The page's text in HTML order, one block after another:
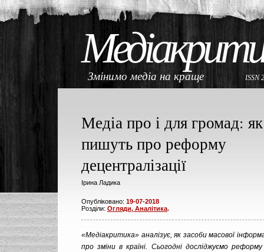
Змінимо медіа на краще ISSN
Медіа про і для громад: як
пишуть про реформу
децентралізації
Ірина Ладика
Опубліковано: 19-07-2018
Розділи: Огляди, Аналітика.
«Медіакритика» аналізує, як засоби масової
про зміни в країні. Сьогодні досліджуємо реформу